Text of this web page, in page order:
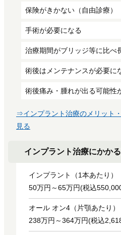
保険がきかない（自由診療）
手術が必要になる
治療期間がブリッジ等に比べ
術後はメンテナンスが必要に
術後痛み・腫れが出る可能性
⇒インプラント治療のメリット
見る
インプラント治療にかか
インプラント（1本あたり）
50万円～65万円(税込
オール オン4（片顎あたり）
238万円～364万円(税込